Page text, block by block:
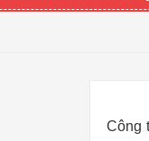
Công